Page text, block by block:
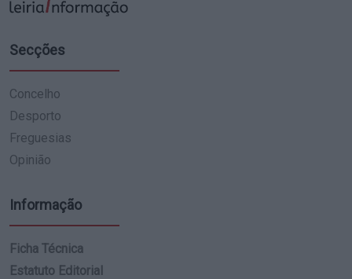
Secções
Concelho
Desporto
Freguesias
Opinião
Informação
Ficha Técnica
Estatuto Editorial